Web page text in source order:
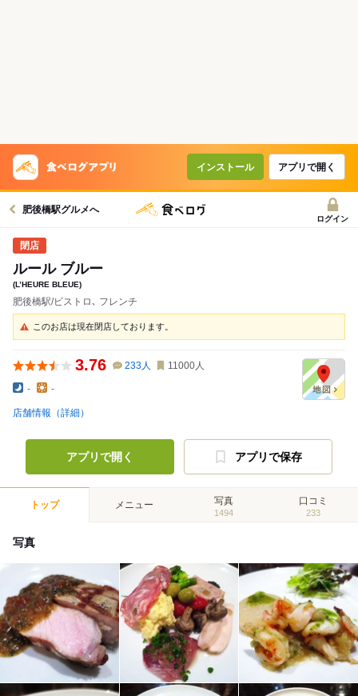
インストール アプリで開く
肥後橋駅グルメへ
ログイン
ルール ブルー
(L’HEURE BLEUE)
肥後橋駅/ビストロ､ フレンチ
このお店は現在閉店しております。
3.76 233人 11000人
- -
店舗情報（詳細）
アプリで開く アプリで保存
トップ メニュー 写真
1494
口コミ
233
写真